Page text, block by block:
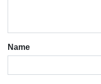
Name